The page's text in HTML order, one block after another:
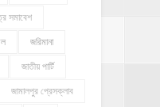
সমাবেশ
জরিমানা
জাতীয় পার্টি
জামালপুর প্রেসক্লাব